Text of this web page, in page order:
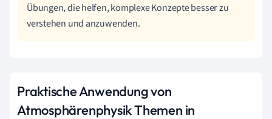
Übungen, die helfen, komplexe Konzepte besser zu
verstehen und anzuwenden.
Praktische Anwendung von
Atmosphärenphysik Themen in